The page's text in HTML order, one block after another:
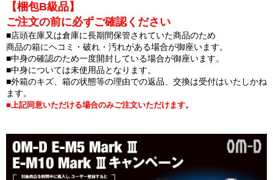
【梱包B級品】
ご注文の前に必ずご確認ください
■店頭在庫又は倉庫に長期間保管されていた商品のため
商品の箱にヘコミ・破れ・汚れがある場合が御座います。
■中身の確認のため一度開封している場合が御座います。
■中身については未使用品となります。
■外箱のキズ、箱の状態等の理由での返品、交換は受付はいたしかね
ます。
■上記同意いただける場合のみご注文いただけます。